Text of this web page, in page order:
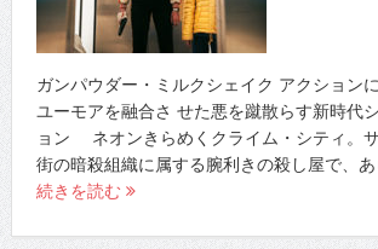
ガンパウダー・ミルクシェイク アクション
ユーモアを融合さ せた悪を蹴散らす新時代
ョン ネオンきらめくクライム・シティ。
街の暗殺組織に属する腕利きの殺し屋で、
続きを読む